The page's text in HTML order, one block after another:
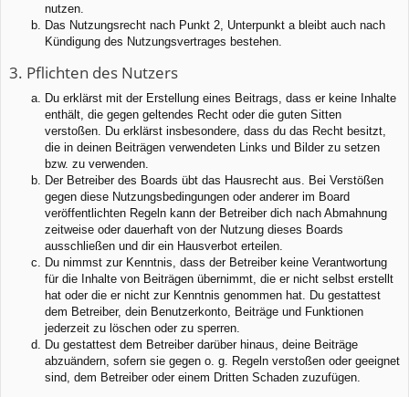
nutzen.
Das Nutzungsrecht nach Punkt 2, Unterpunkt a bleibt auch nach
Kündigung des Nutzungsvertrages bestehen.
3. Pflichten des Nutzers
Du erklärst mit der Erstellung eines Beitrags, dass er keine Inhalte
enthält, die gegen geltendes Recht oder die guten Sitten
verstoßen. Du erklärst insbesondere, dass du das Recht besitzt,
die in deinen Beiträgen verwendeten Links und Bilder zu setzen
bzw. zu verwenden.
Der Betreiber des Boards übt das Hausrecht aus. Bei Verstößen
gegen diese Nutzungsbedingungen oder anderer im Board
veröffentlichten Regeln kann der Betreiber dich nach Abmahnung
zeitweise oder dauerhaft von der Nutzung dieses Boards
ausschließen und dir ein Hausverbot erteilen.
Du nimmst zur Kenntnis, dass der Betreiber keine Verantwortung
für die Inhalte von Beiträgen übernimmt, die er nicht selbst erstellt
hat oder die er nicht zur Kenntnis genommen hat. Du gestattest
dem Betreiber, dein Benutzerkonto, Beiträge und Funktionen
jederzeit zu löschen oder zu sperren.
Du gestattest dem Betreiber darüber hinaus, deine Beiträge
abzuändern, sofern sie gegen o. g. Regeln verstoßen oder geeignet
sind, dem Betreiber oder einem Dritten Schaden zuzufügen.